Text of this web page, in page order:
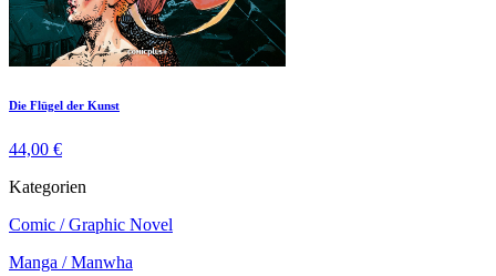
Die Flügel der Kunst
44,00 €
Kategorien
Comic / Graphic Novel
Manga / Manwha